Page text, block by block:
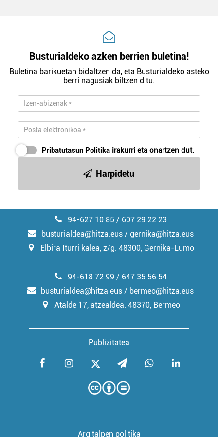
Busturialdeko azken berrien buletina!
Buletina barikuetan bidaltzen da, eta Busturialdeko asteko
berri nagusiak biltzen ditu.
Pribatutasun Politika irakurri eta onartzen dut.
Harpidetu
94-627 10 85 / 607 29 22 23
busturialdea@hitza.eus / gernika@hitza.eus
Elbira Iturri kalea, z/g. 48300, Gernika-Lumo
Publizitatea
94-618 72 99 / 647 35 56 54
busturialdea@hitza.eus / bermeo@hitza.eus
Atalde 17, atzealdea. 48370, Bermeo
Argitalpen politika